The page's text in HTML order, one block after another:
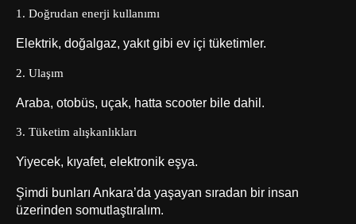
1. Doğrudan enerji kullanımı
Elektrik, doğalgaz, yakıt gibi ev içi tüketimler.
2. Ulaşım
Araba, otobüs, uçak, hatta scooter bile dahil.
3. Tüketim alışkanlıkları
Yiyecek, kıyafet, elektronik eşya.
Şimdi bunları Ankara’da yaşayan sıradan bir insan
üzerinden somutlaştıralım.